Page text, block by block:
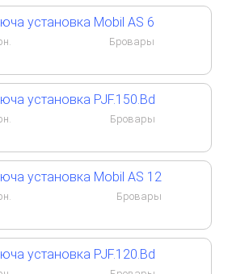
установка Mobil AS 6
Бровары
установка PJF.150.Bd
Бровары
установка Mobil AS 12
Бровары
установка PJF.120.Bd